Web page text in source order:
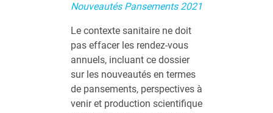
Nouveautés Pansements 2021
Le contexte sanitaire ne doit
pas effacer les rendez-vous
annuels, incluant ce dossier
sur les nouveautés en termes
de pansements, perspectives à
venir et production scientifique